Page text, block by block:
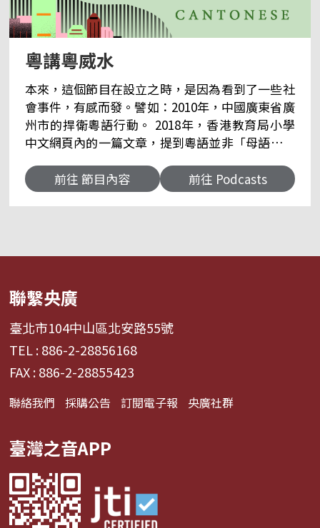
粵講粵威水
本來，這個節目在設立之時，是因為看到了一些社
會事件，有感而發。譬如：2010年，中國廣東省廣
州市的捍衛粵語行動。 2018年，香港教育局小學
中文網頁內的一篇文章，提到粵語並非「母語」。
及英文授課。看著港澳的年輕一輩，居然普通話說
得比粵語還流利，是有很大的感觸，也有很多的思
及也不夠。 以前總愛跟大隊嗌口號「講母語」，
「撐粵語」。現在更想藉這個節目，這個公開的平
台，尋找這個為什麼？為什麼粵語有趣？為什麼粵
語歌比較好聽？為什麼說這些就是粵樂？？？對粵
文化，到底我們有多少的認識呢？或者根本除了粵
外，當中的道理跟涵意，根本是完全說不出來吧！
認識！ 前往＞＞
廣粵語粉絲團 聽友來函：kercy@rti.org.tw
前往 節目內容 前往 Podcasts
聯繫央廣
臺北市104中山區北安路55號
TEL : 886-2-28856168
FAX : 886-2-28855423
聯絡我們 採購公告 訂閱電子報 央廣社群
臺灣之音APP